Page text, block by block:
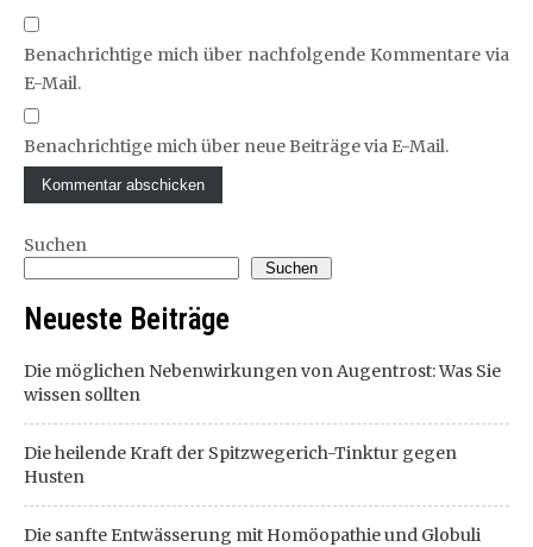
Benachrichtige mich über nachfolgende Kommentare via
E-Mail.
Benachrichtige mich über neue Beiträge via E-Mail.
Suchen
Suchen
Neueste Beiträge
Die möglichen Nebenwirkungen von Augentrost: Was Sie
wissen sollten
Die heilende Kraft der Spitzwegerich-Tinktur gegen
Husten
Die sanfte Entwässerung mit Homöopathie und Globuli